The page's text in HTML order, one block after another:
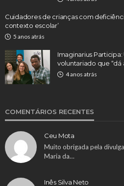
Cuidadores de crianças com
contexto escolar’
5 anos atrás
Imaginarius
voluntariado que “dá
4 anos atrás
COMENTÁRIOS RECENTES
Ceu Mota
Muito obrigada pela
Maria da…
Inês Silva Neto